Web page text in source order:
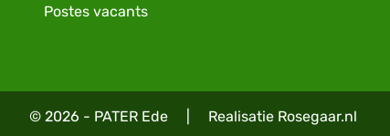
Postes vacants
© 2026 - PATER Ede Realisatie Rosegaar.nl